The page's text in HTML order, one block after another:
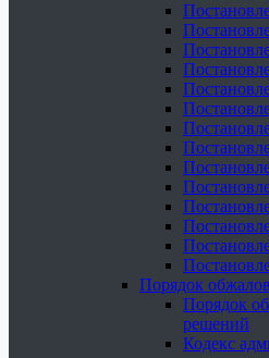
Порядок
Порядок
решений
Кодекс